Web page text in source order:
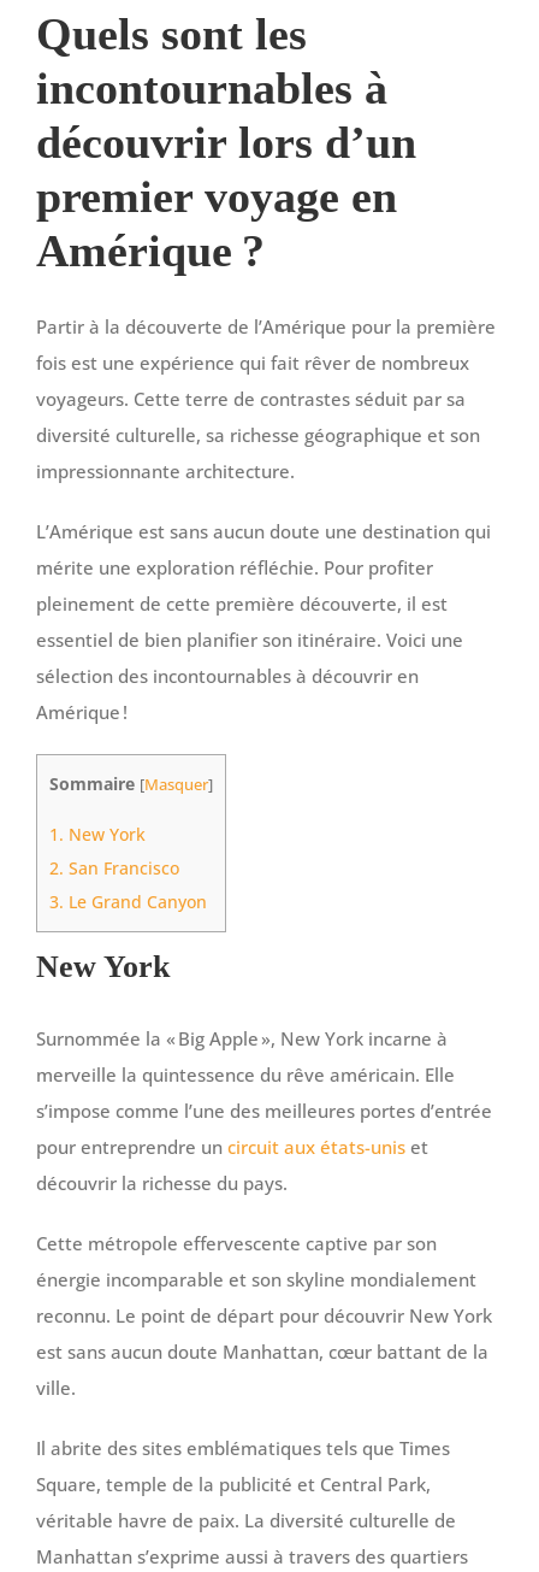
Quels sont les
incontournables à
découvrir lors d’un
premier voyage en
Amérique ?
Partir à la découverte de l’Amérique pour la première
fois est une expérience qui fait rêver de nombreux
voyageurs. Cette terre de contrastes séduit par sa
diversité culturelle, sa richesse géographique et son
impressionnante architecture.
L’Amérique est sans aucun doute une destination qui
mérite une exploration réfléchie. Pour profiter
pleinement de cette première découverte, il est
essentiel de bien planifier son itinéraire. Voici une
sélection des incontournables à découvrir en
Amérique !
Sommaire [Masquer]
1. New York
2. San Francisco
3. Le Grand Canyon
New York
Surnommée la « Big Apple », New York incarne à
merveille la quintessence du rêve américain. Elle
s’impose comme l’une des meilleures portes d’entrée
pour entreprendre un circuit aux états-unis et
découvrir la richesse du pays.
Cette métropole effervescente captive par son
énergie incomparable et son skyline mondialement
reconnu. Le point de départ pour découvrir New York
est sans aucun doute Manhattan, cœur battant de la
ville.
Il abrite des sites emblématiques tels que Times
Square, temple de la publicité et Central Park,
véritable havre de paix. La diversité culturelle de
Manhattan s’exprime aussi à travers des quartiers